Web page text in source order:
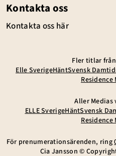
Kontakta oss
Kontakta oss här
Fler titlar
Elle SverigeHäntSvensk
Residence
Aller
ELLE SverigeHäntSvensk
Residence
För prenumerationsärenden, ring
Cia Jansson ©